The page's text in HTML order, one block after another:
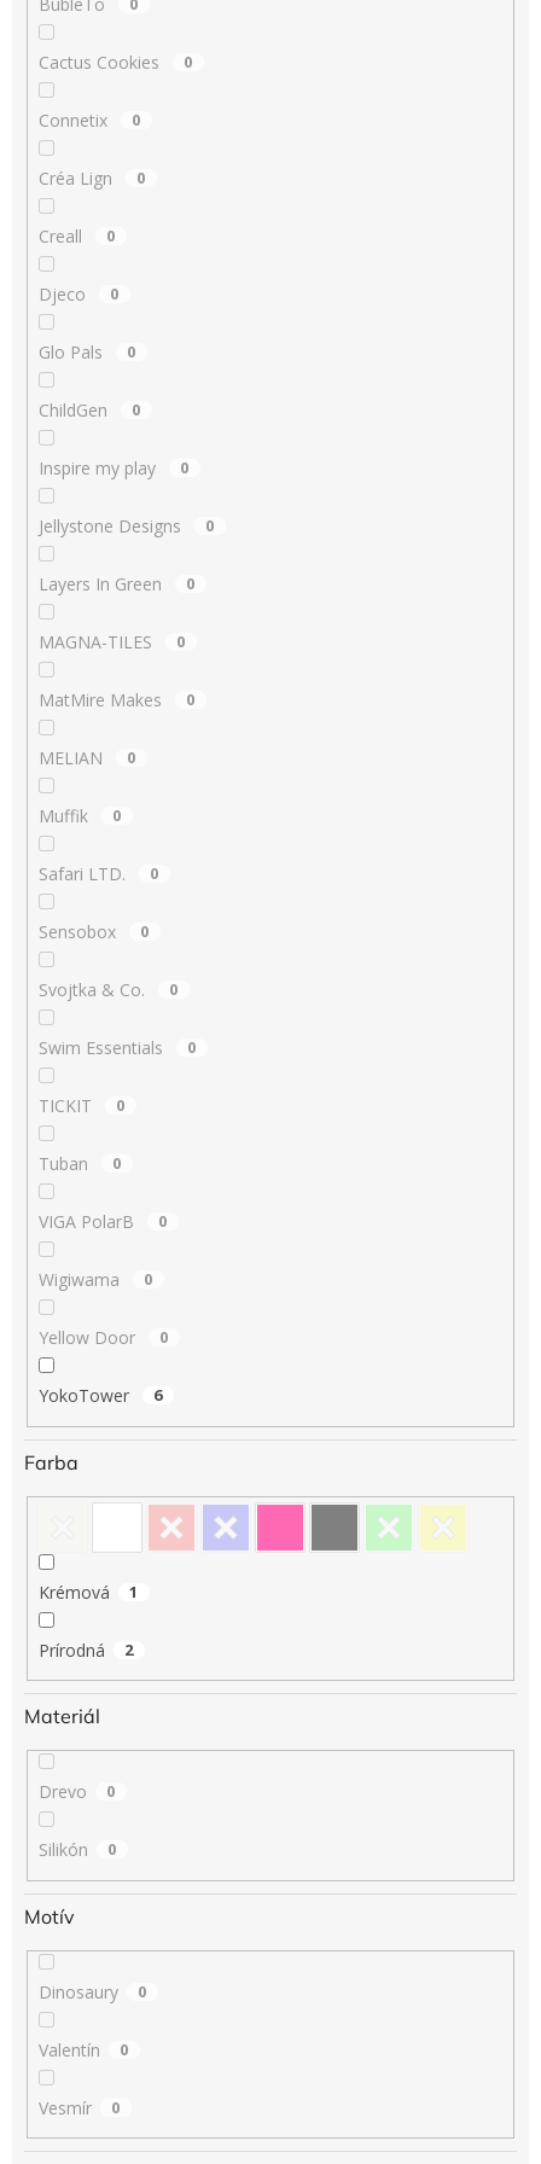
BubleTo
Cactus Cookies 0
Connetix 0
Créa Lign 0
Creall 0
Djeco 0
Glo Pals 0
ChildGen 0
Inspire my play 0
Jellystone Designs 0
Layers In Green 0
MAGNA-TILES 0
MatMire Makes 0
MELIAN 0
Muffik 0
Safari LTD. 0
Sensobox 0
Svojtka & Co. 0
Swim Essentials 0
TICKIT 0
Tuban 0
VIGA PolarB 0
Wigiwama 0
Yellow Door 0
YokoTower 6
Farba
Krémová 1
Prírodná 2
Materiál
Drevo 0
Silikón 0
Motív
Dinosaury 0
Valentín 0
Vesmír 0